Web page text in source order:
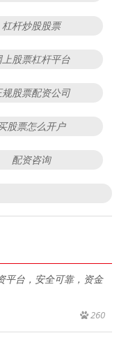
杠杆炒股股票
上股票杠杆平台
规股票配资公司
股票怎么开户
配资咨询
平台，安全可靠，资金
260